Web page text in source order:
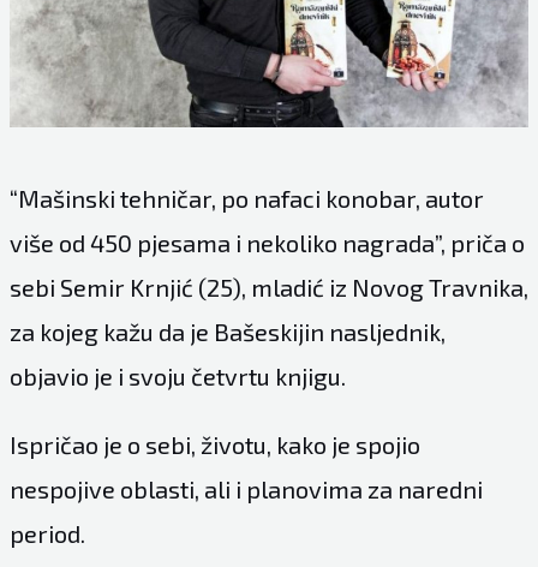
“Mašinski tehničar, po nafaci konobar, autor
više od 450 pjesama i nekoliko nagrada”, priča o
sebi Semir Krnjić (25), mladić iz Novog Travnika,
za kojeg kažu da je Bašeskijin nasljednik,
objavio je i svoju četvrtu knjigu.
Ispričao je o sebi, životu, kako je spojio
nespojive oblasti, ali i planovima za naredni
period.